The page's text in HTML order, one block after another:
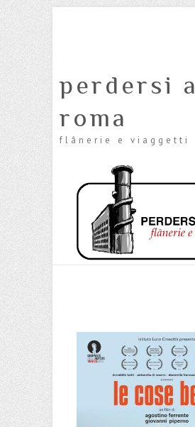
perdersi a
roma
flânerie e viaggetti